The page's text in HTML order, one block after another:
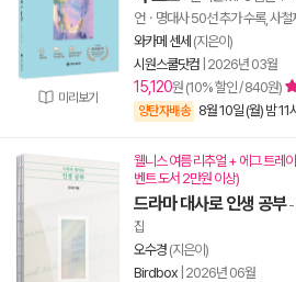
미리보기
언ㆍ명대사 50선 추가 수록, 사철
와카메 센세 (지은이)
시원스쿨닷컴 2026년 03월
15,120원 (10% 할인 / 840원)
양탄자배송 8월 10일 (월) 밤 11시
웰니스 여름 리추얼 + 에그 트레
벤트 도서 2만원 이상)
드라마 대사로 인생 공부-
집
오수경 (지은이)
Birdbox 2026년 06월